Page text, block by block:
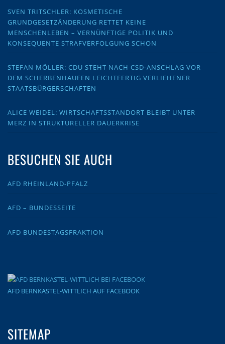
SVEN TRITSCHLER: KOSMETISCHE
GRUNDGESETZÄNDERUNG RETTET KEINE
MENSCHENLEBEN – VERNÜNFTIGE POLITIK UND
KONSEQUENTE STRAFVERFOLGUNG SCHON
STEFAN MÖLLER: CDU STEHT NACH CSD-ANSCHLAG VOR
DEM SCHERBENHAUFEN LEICHTFERTIG VERLIEHENER
STAATSBÜRGERSCHAFTEN
ALICE WEIDEL: WIRTSCHAFTSSTANDORT BLEIBT UNTER
MERZ IN STRUKTURELLER DAUERKRISE
BESUCHEN SIE AUCH
AFD RHEINLAND-PFALZ
AFD – BUNDESSEITE
AFD BUNDESTAGSFRAKTION
AFD BERNKASTEL-WITTLICH AUF FACEBOOK
SITEMAP